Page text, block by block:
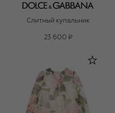
Слитный купальник
23 600 ₽